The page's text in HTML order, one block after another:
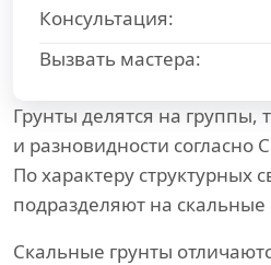
Консультация:
Вызвать мастера:
Грунты делятся на группы,
и разновидности согласно
По характеру структурных
подразделяют на
Скальные грунты